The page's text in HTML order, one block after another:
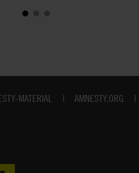
MATERIAL AMNESTY.ORG